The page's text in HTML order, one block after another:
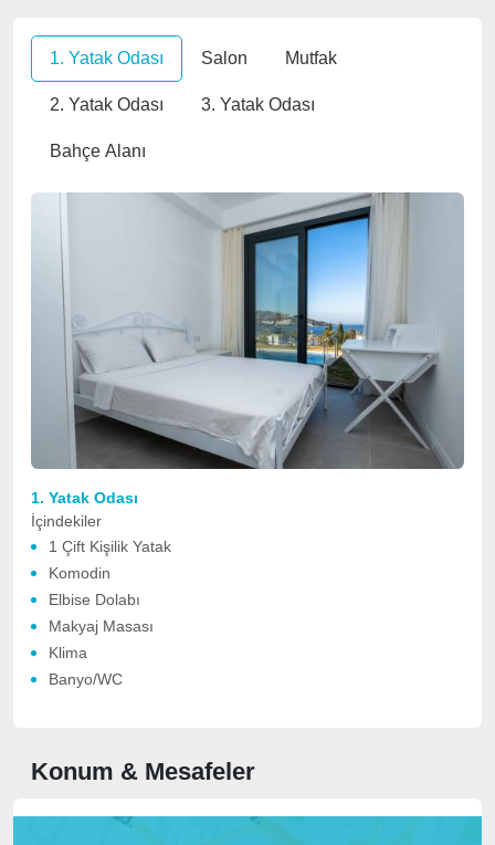
1. Yatak Odası Salon Mutfak
2. Yatak Odası 3. Yatak Odası
Bahçe Alanı
1. Yatak Odası
İçindekiler
1 Çift Kişilik Yatak
Komodin
Elbise Dolabı
Makyaj Masası
Klima
Banyo/WC
Konum & Mesafeler